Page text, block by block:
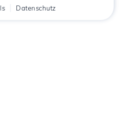
Datenschutz
Chat